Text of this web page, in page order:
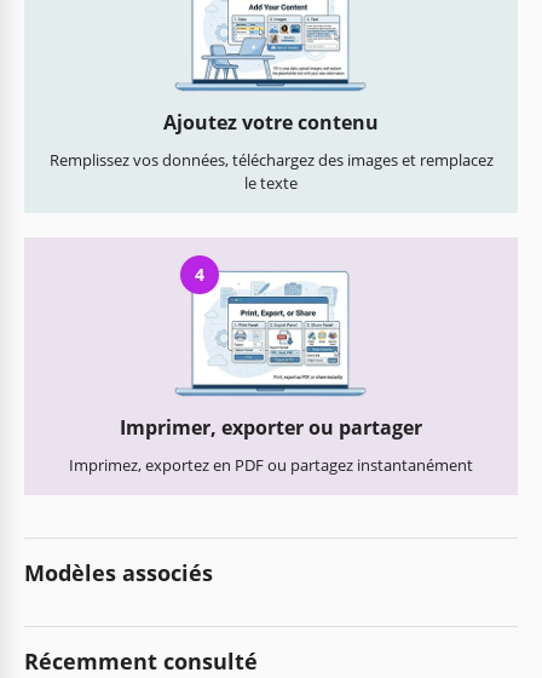
Ajoutez votre contenu
Remplissez vos données, téléchargez des images et remplacez
le texte
4
Imprimer, exporter ou partager
Imprimez, exportez en PDF ou partagez instantanément
Modèles associés
Récemment consulté